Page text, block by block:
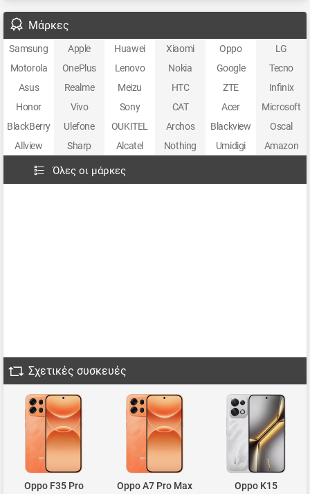
Μάρκες
Samsung Apple Huawei Xiaomi Oppo
LG
Motorola
OnePlus Lenovo Nokia Google
Tecno
Asus
Realme Meizu HTC ZTE
Infinix
Honor
Vivo Sony CAT Acer
Microsoft
BlackBerry
Ulefone OUKITEL Archos Blackview
Oscal
Allview
Sharp Alcatel Nothing Umidigi Amazon
Όλες οι μάρκες
Σχετικές συσκευές
Oppo F35 Pro Oppo A7 Pro Max Oppo K15